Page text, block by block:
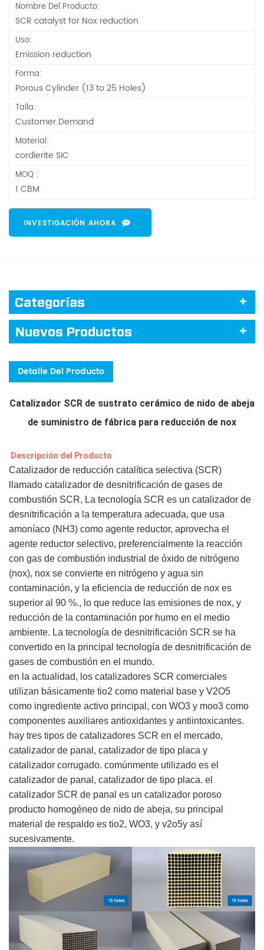
Nombre Del Producto:
SCR catalyst for Nox reduction
Uso:
Emission reduction
Forma:
Porous Cylinder (13 to 25 Holes)
Talla:
Customer Demand
Material:
cordierite SIC
MOQ :
1 CBM
INVESTIGACIÓN AHORA
Categorías
Nuevos Productos
Detalle Del Producto
Catalizador SCR de sustrato cerámico de nido de abeja
de suministro de fábrica para reducción de nox
Descripción del Producto
Catalizador de reducción catalítica selectiva (SCR)
llamado catalizador de desnitrificación de gases de
combustión SCR, La tecnología SCR es un catalizador de
desnitrificación a la temperatura adecuada, que usa
amoníaco (NH3) como agente reductor, aprovecha el
agente reductor selectivo, preferencialmente la reacción
con gas de combustión industrial de óxido de nitrógeno
(nox), nox se convierte en nitrógeno y agua sin
contaminación, y la eficiencia de reducción de nox es
superior al 90 %., lo que reduce las emisiones de nox, y
reducción de la contaminación por humo en el medio
ambiente. La tecnología de desnitrificación SCR se ha
convertido en la principal tecnología de desnitrificación de
gases de combustión en el mundo.
en la actualidad, los catalizadores SCR comerciales
utilizan básicamente tio2 como material base y V2O5
como ingrediente activo principal, con WO3 y moo3 como
componentes auxiliares antioxidantes y antiintoxicantes.
hay tres tipos de catalizadores SCR en el mercado,
catalizador de panal, catalizador de tipo placa y
catalizador corrugado. comúnmente utilizado es el
catalizador de panal, catalizador de tipo placa. el
catalizador SCR de panal es un catalizador poroso
producto homogéneo de nido de abeja, su principal
material de respaldo es tio2, WO3, y v2o5y así
sucesivamente.